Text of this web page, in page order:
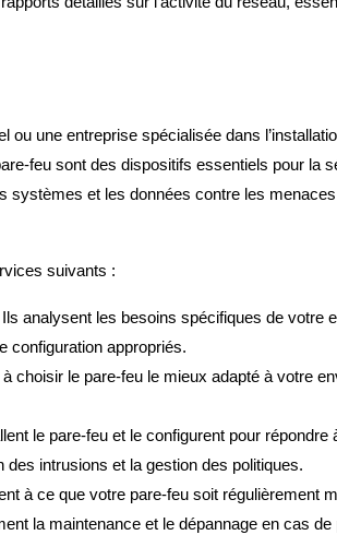
ou une entreprise spécialisée dans
feu sont des dispositifs essentiels pour la
systèmes et les données contre les
suivants :
Ils analysent les besoins spécifiques de votre
configuration appropriés.
choisir le pare-feu le mieux adapté à votre
le pare-feu et le configurent pour
intrusions et la gestion des politiques.
à ce que votre pare-feu soit régulièrement
la maintenance et le dépannage en cas de